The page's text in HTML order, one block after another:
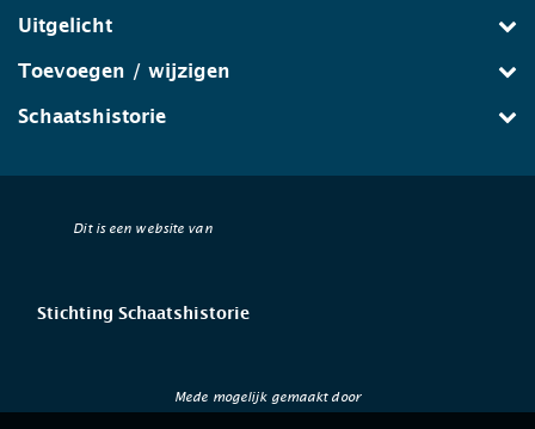
Uitgelicht
Toevoegen / wijzigen
Schaatshistorie
Dit is een website van
Stichting Schaatshistorie
Mede mogelijk gemaakt door